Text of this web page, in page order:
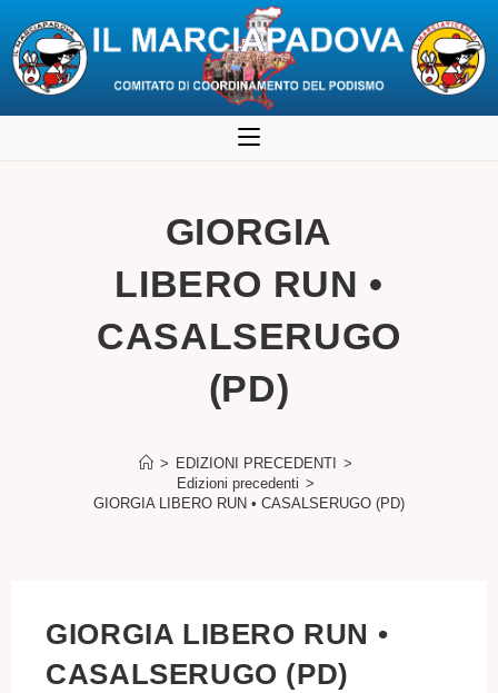
al
GIORGIA
LIBERO RUN •
CASALSERUGO
(PD)
> EDIZIONI PRECEDENTI
>
Edizioni precedenti >
GIORGIA LIBERO RUN • CASALSERUGO (PD)
GIORGIA LIBERO RUN •
CASALSERUGO (PD)